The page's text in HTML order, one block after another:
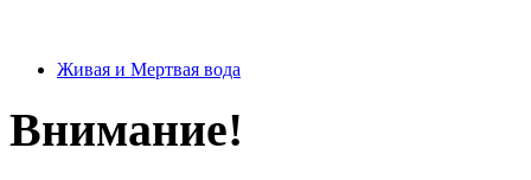
Живая и Мертвая вода
Внимание!